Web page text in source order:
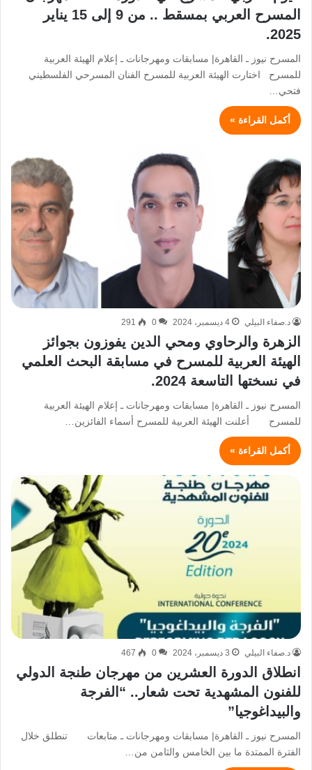
المسرح العربي بمسقط .. من 9 إلى 15 يناير
2025.
المسرح نيوز ـ القاهرة| مسابقات ومهرجانات ـ إعلام الهيئة العربية
للمسرح اختارت الهيئة العربية للمسرح الفنان المسرحي الفلسطيني
فتحي…
أكمل القراءة »
د.صفاء البيلي 4 ديسمبر، 2024 0
291
الزهرة والرحاوي ومحي الدين يفوزون بجوائز
الهيئة العربية للمسرح في مسابقة البحث العلمي
في نسختها التاسعة 2024.
المسرح نيوز ـ القاهرة| مسابقات ومهرجانات ـ إعلام الهيئة العربية
للمسرح أعلنت الهيئة العربية للمسرح أسماء الفائزين…
أكمل القراءة »
د.صفاء البيلي 3 ديسمبر، 2024 0
467
انطلاق الدورة العشرين من مهرجان طنجة الدولي
للفنون المشهدية تحت شعار.. “الفرجة
والبيداغوجيا”
المسرح نيوز ـ القاهرة| مسابقات ومهرجانات ـ متابعات تنطلق خلال
الفترة الممتدة ما بين الخامس والثامن من…